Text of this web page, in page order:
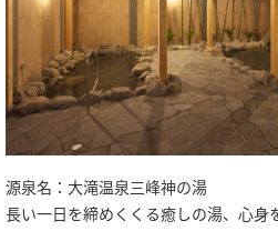
源泉名：大滝温泉三峰神の湯
長い一日を締めくくる癒しの湯、心身